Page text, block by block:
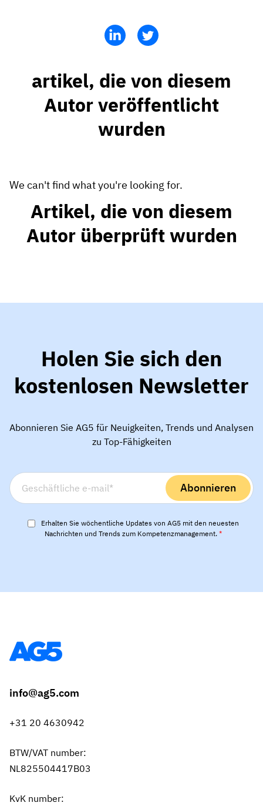
Frontline Skills App
Einblicke
Ausbildungskoordinator
ICT-Manager
Auditor
Lebensmittelproduktion
JDE Coffee
Syngenta
Verpackung
automatisieren Sie
mit AG5 Workflows
Unterstützung
artikel, die von diesem
Autor veröffentlicht
wurden
We can't find what you're looking for.
Artikel, die von diesem
Autor überprüft wurden
Holen Sie sich den
kostenlosen Newsletter
Abonnieren Sie AG5 für Neuigkeiten, Trends und Analysen
zu Top-Fähigkeiten
Erhalten Sie wöchentliche Updates von AG5 mit den neuesten
Nachrichten und Trends zum Kompetenzmanagement. *
info@ag5.com
+31 20 4630942
BTW/VAT number:
NL825504417B03
KvK number: